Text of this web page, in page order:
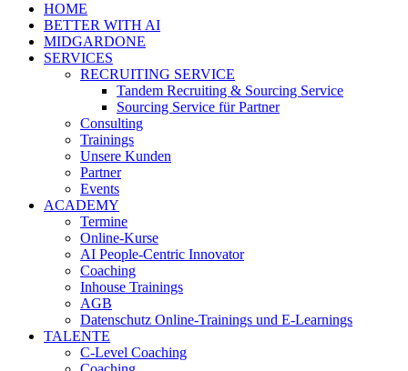
HOME
BETTER WITH AI
MIDGARDONE
SERVICES
RECRUITING SERVICE
Tandem Recruiting & Sourcing Service
Sourcing Service für Partner
Consulting
Trainings
Unsere Kunden
Partner
Events
ACADEMY
Termine
Online-Kurse
AI People-Centric Innovator
Coaching
Inhouse Trainings
AGB
Datenschutz Online-Trainings und E-Learnings
TALENTE
C-Level Coaching